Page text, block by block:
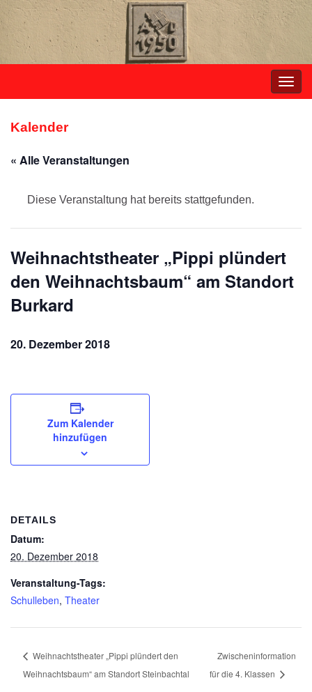
Kalender
« Alle Veranstaltungen
Diese Veranstaltung hat bereits stattgefunden.
Weihnachtstheater „Pippi plündert
den Weihnachtsbaum“ am Standort
Burkard
20. Dezember 2018
Zum Kalender
hinzufügen
DETAILS
Datum:
20. Dezember 2018
Veranstaltung-Tags:
Schulleben, Theater
Weihnachtstheater „Pippi plündert den
Weihnachtsbaum“ am Standort Steinbachtal
Zwischeninformation
für die 4. Klassen